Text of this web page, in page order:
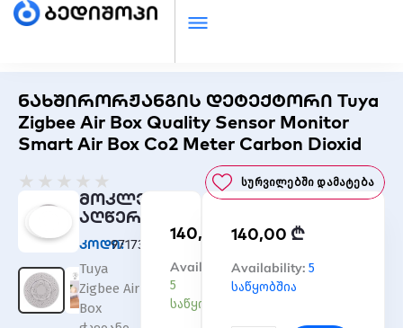
ნახშირორჟანგის დეტექტორი Tuya
Zigbee Air Box Quality Sensor Monitor
Smart Air Box Co2 Meter Carbon Dioxid
★ ★ ★ ★ ★
0
out
5
Სურვილებში Დამატება
მოკლე
აღწერა
კოდი:971730
Tuya
Zigbee Air
Box
140,00 ₾
Availability:
5
საწყობშია
რაოდენობა:
ნახშირორჟანგის
დეტექტორი
140,00 ₾
Availability: 5
საწყობშია
რაოდენობა:
ნახშირორჟანგის